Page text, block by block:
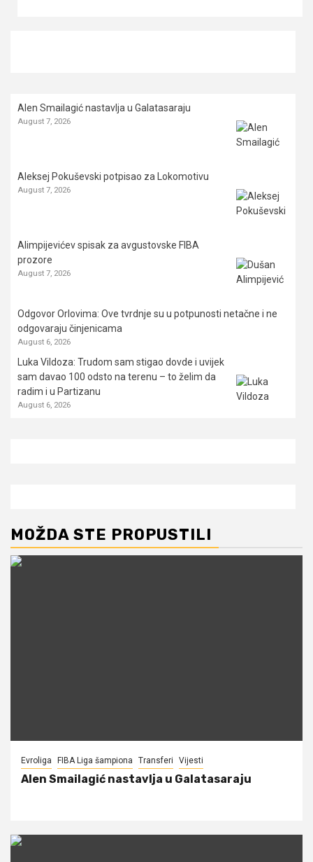
Alen Smailagić nastavlja u Galatasaraju
August 7, 2026
Aleksej Pokuševski potpisao za Lokomotivu
August 7, 2026
Alimpijevićev spisak za avgustovske FIBA
prozore
August 7, 2026
Odgovor Orlovima: ​Ove tvrdnje su u potpunosti netačne i ne
odgovaraju činjenicama
August 6, 2026
Luka Vildoza: Trudom sam stigao dovde i uvijek
sam davao 100 odsto na terenu – to želim da
radim i u Partizanu
August 6, 2026
MOŽDA STE PROPUSTILI
Evroliga FIBA Liga šampiona Transferi Vijesti
Alen Smailagić nastavlja u Galatasaraju